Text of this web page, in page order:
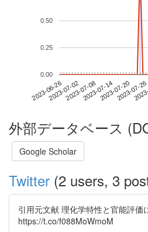
2023-06-262023-07-022023-07-082023-07-142023-07-202023-07-26
0.00
0.25
0.50
外部データベース
Google Scholar
Twitter (2 users, 3
引用元文献 理化学特性と官能評価
https://t.co/f088MoWmoM